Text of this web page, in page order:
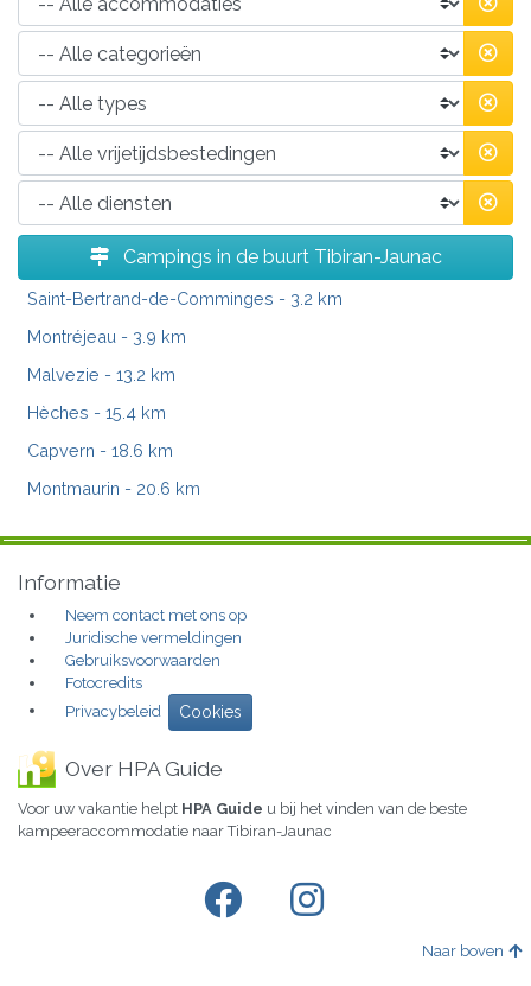
Campings in de buurt Tibiran-Jaunac
Saint-Bertrand-de-Comminges - 3.2 km
Montréjeau - 3.9 km
Malvezie - 13.2 km
Hèches - 15.4 km
Capvern - 18.6 km
Montmaurin - 20.6 km
Informatie
Neem contact met ons op
Juridische vermeldingen
Gebruiksvoorwaarden
Fotocredits
Privacybeleid
Cookies
Over HPA Guide
Voor uw vakantie helpt HPA Guide u bij het vinden van de beste
kampeeraccommodatie naar Tibiran-Jaunac
Naar boven